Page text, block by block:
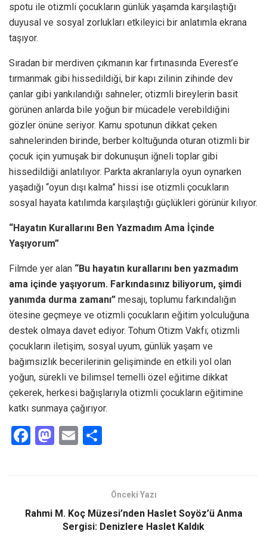
spotu ile otizmli çocukların günlük yaşamda karşılaştığı
duyusal ve sosyal zorlukları etkileyici bir anlatımla ekrana
taşıyor.
Sıradan bir merdiven çıkmanın kar fırtınasında Everest’e
tırmanmak gibi hissedildiği, bir kapı zilinin zihinde dev
çanlar gibi yankılandığı sahneler; otizmli bireylerin basit
görünen anlarda bile yoğun bir mücadele verebildiğini
gözler önüne seriyor. Kamu spotunun dikkat çeken
sahnelerinden birinde, berber koltuğunda oturan otizmli bir
çocuk için yumuşak bir dokunuşun iğneli toplar gibi
hissedildiği anlatılıyor. Parkta akranlarıyla oyun oynarken
yaşadığı “oyun dışı kalma” hissi ise otizmli çocukların
sosyal hayata katılımda karşılaştığı güçlükleri görünür kılıyor.
“Hayatın Kurallarını Ben Yazmadım Ama İçinde
Yaşıyorum”
Filmde yer alan “Bu hayatın kurallarını ben yazmadım
ama içinde yaşıyorum. Farkındasınız biliyorum, şimdi
yanımda durma zamanı” mesajı, toplumu farkındalığın
ötesine geçmeye ve otizmli çocukların eğitim yolculuğuna
destek olmaya davet ediyor. Tohum Otizm Vakfı; otizmli
çocukların iletişim, sosyal uyum, günlük yaşam ve
bağımsızlık becerilerinin gelişiminde en etkili yol olan
yoğun, sürekli ve bilimsel temelli özel eğitime dikkat
çekerek, herkesi bağışlarıyla otizmli çocukların eğitimine
katkı sunmaya çağırıyor.
F
o
M
d
o
E
Önceki Yazı
Rahmi M. Koç Müzesi’nden Haslet Soyöz’ü Anma
Sergisi: Denizlere Haslet Kaldık